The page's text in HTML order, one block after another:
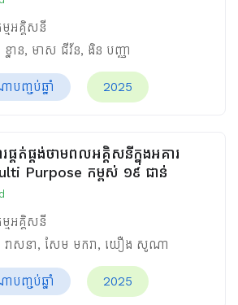
មអគ្គិសនី
នាន, មាស ជីវ័ន, ងិន បញ្ញា
បញ្ចប់ឆ្នាំ 2025
ផ្គត់ផ្គង់ថាមពលអគ្គិសនីក្នុងអគារ
Purpose កម្ពស់ ១៩ ជាន់
មអគ្គិសនី
ាសនា, សែម មករា, យឿង សូណា
បញ្ចប់ឆ្នាំ 2025